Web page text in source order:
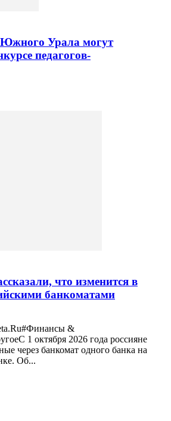
Урала могут
педагогов-
что изменится в
банкоматами
&
1 октября 2026 года россияне
через банкомат одного банка на
Об...